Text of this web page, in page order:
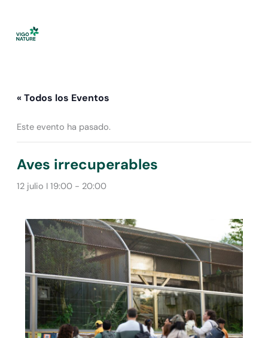
contenido
« Todos los Eventos
Este evento ha pasado.
Aves irrecuperables
12 julio I 19:00- 20:00